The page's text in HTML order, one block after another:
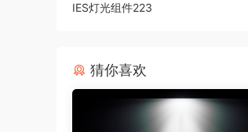
IES灯光组件223
猜你喜欢